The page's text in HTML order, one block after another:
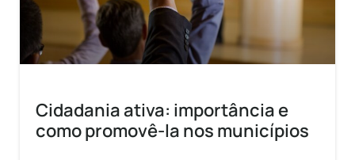
Cidadania ativa: importância e
como promovê-la nos municípios